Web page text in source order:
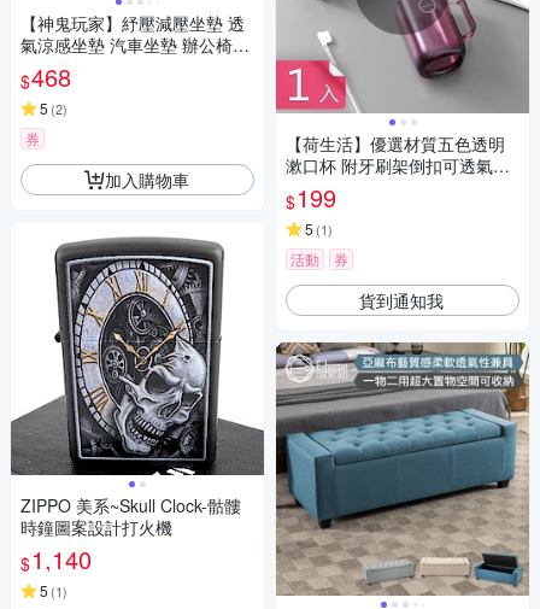
【神鬼玩家】紓壓減壓坐墊 透
氣涼感坐墊 汽車坐墊 辦公椅墊
(最新涼感果凍坐墊)
$468
5 (2)
券
加入購物車
ZIPPO 美系~Skull Clock-骷髏
時鐘圖案設計打火機
$1,140
5 (1)
【荷生活】優選材質五色透明
漱口杯 附牙刷架倒扣可透氣加
厚款漱口杯-1入
$199
5 (1)
活動 券
貨到通知我